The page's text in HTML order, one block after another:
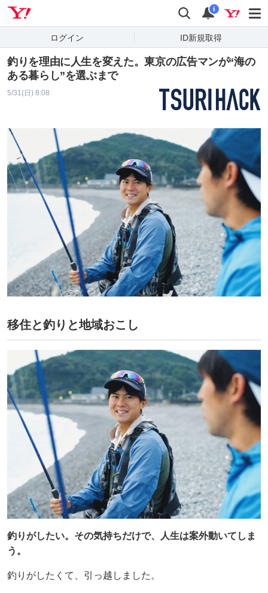
検索 通知
i
ログイン ID新規取得
釣りを理由に人生を変えた。東京の広告マンが“海の
ある暮らし”を選ぶまで
5/31(日) 8:08
移住と釣りと地域おこし
釣りがしたい。その気持ちだけで、人生は案外動いてしま
う。
釣りがしたくて、引っ越しました。